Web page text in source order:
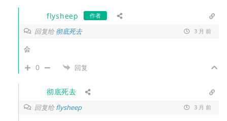
flysheep 作者
回复给彻底死去 3 月 前
会
0 回复
彻底死去
回复给flysheep 3 月 前